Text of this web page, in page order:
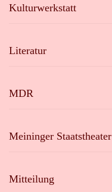
Kulturwerkstatt
Literatur
MDR
Meininger Staatstheater
Mitteilung